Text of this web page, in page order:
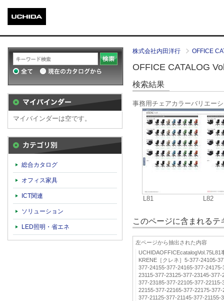
株式会社内田洋行 OFFICE
OFFICE CATALOG
検索結果
事務用チェアカラーバリエー
L81 L82
このページに含まれる
左ページから抽出された内容
KRENE［クレネ］5-377-24105-
377-24155-377-24165-377-
23115-377-23125-377-23145-
377-23185-377-22105-377-
22155-377-22165-377-22175-
377-21125-377-21145-377-21155-
マイバインダーは空です。
総合カタログ
オフィス家具
ICT関連
ソリューション
LED照明・省エネ